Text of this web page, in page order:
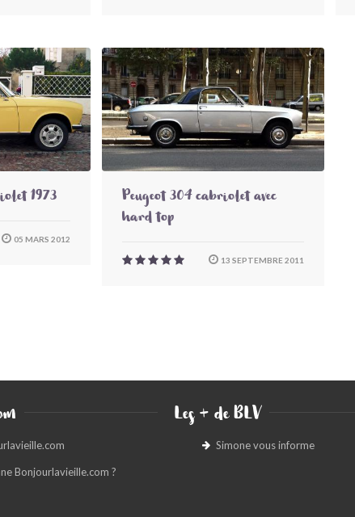
1973
05 MARS 2012
Peugeot 304 cabriolet avec
hard top
13 SEPTEMBRE 2011
Bonjourlavieille.com ?
Les + de BLV
Simone vous informe